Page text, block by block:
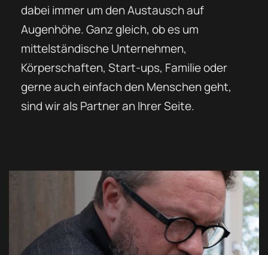
dabei immer um den Austausch auf
Augenhöhe. Ganz gleich, ob es um
mittelständische Unternehmen,
Körperschaften, Start-ups, Familie oder
gerne auch einfach den Menschen geht,
sind wir als Partner an Ihrer Seite.